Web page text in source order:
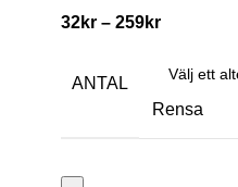
32kr – 259kr
ANTAL
Rensa